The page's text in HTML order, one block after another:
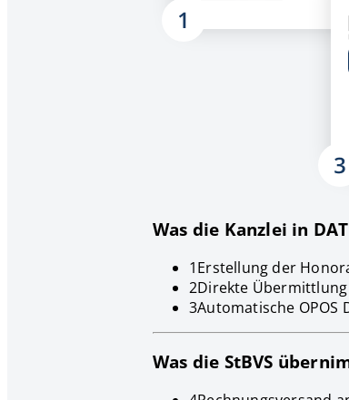
Was die Kanzlei in
1Erstellung der
2Direkte
3Automatische OPOS
Was die StBVS